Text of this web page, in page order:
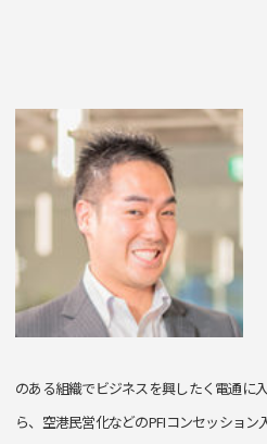
のある組織でビジネスを興したく電通に
ら、空港民営化などのPFIコンセッショ